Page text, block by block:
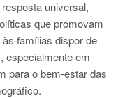
universal,
que promovam
famílias dispor de
especialmente em
para o bem-estar das